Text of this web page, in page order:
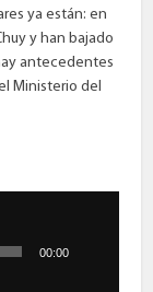
ya están: en
y han bajado
antecedentes
Ministerio del
00:00